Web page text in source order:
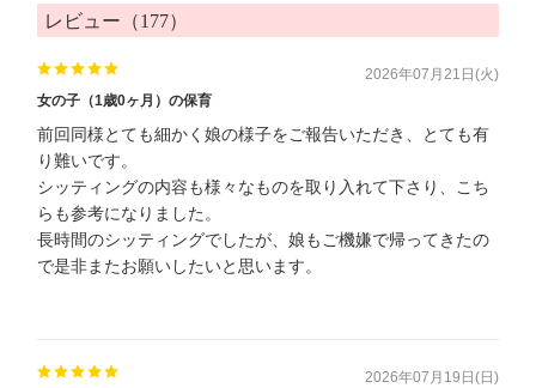
レビュー（177）
2026年07月21日(火)
女の子（1歳0ヶ月）の保育
前回同様とても細かく娘の様子をご報告いただき、とても有
り難いです。
シッティングの内容も様々なものを取り入れて下さり、こち
らも参考になりました。
長時間のシッティングでしたが、娘もご機嫌で帰ってきたの
で是非またお願いしたいと思います。
2026年07月19日(日)